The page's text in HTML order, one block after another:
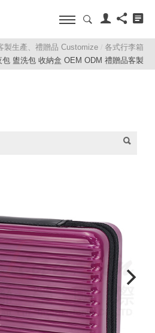
製生產、禮贈品 Customize
各式行李箱
包 盥洗包 收納盒 OEM ODM 禮贈品客製